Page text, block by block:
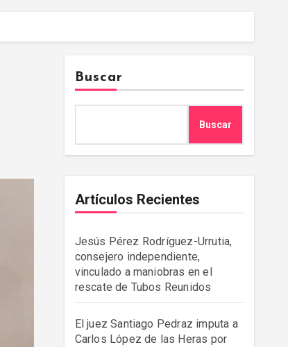
Buscar
Buscar
Artículos Recientes
Jesús Pérez Rodríguez-Urrutia,
consejero independiente,
vinculado a maniobras en el
rescate de Tubos Reunidos
El juez Santiago Pedraz imputa a
Carlos López de las Heras por